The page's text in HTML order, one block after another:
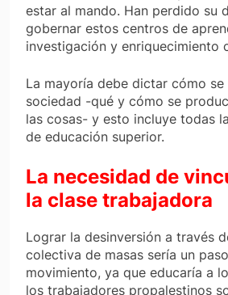
estar al mando. Han perdido su
gobernar estos centros de
investigación y enriquecimiento
La mayoría debe dictar cómo se
sociedad -qué y cómo se
las cosas- y esto incluye todas
de educación superior.
La necesidad de
la clase trabajadora
Lograr la desinversión a través
colectiva de masas sería un
movimiento, ya que educaría a
los trabajadores propalestinos